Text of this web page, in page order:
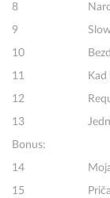
8
9 Slow
10 Bezdan
11 Kad
12
13 Jednom
Bonus:
14 Moja
15 Priča O